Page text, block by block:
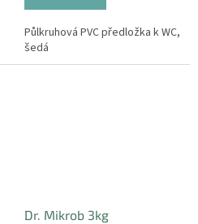
Půlkruhová PVC předložka k WC,
šedá
Dr. Mikrob 3kg